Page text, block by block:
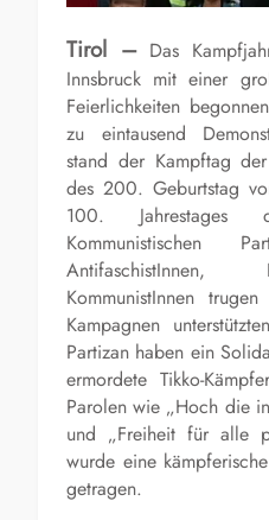
Tirol –Das
Innsbruck mit einer
Feierlichkeiten
zu eintausend
stand der Kampftag
des 200. Geburtstag
100. Jahrestages
Kommunistischen
AntifaschistInnen,
KommunistInnen
Kampagnen
Partizan haben ein
ermordete Tikko-
Parolen wie „Hoch die
und „Freiheit für alle
wurde eine
getragen.